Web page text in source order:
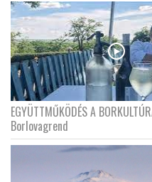
EGYÜTTMŰKÖDÉS A
Borlovagrend